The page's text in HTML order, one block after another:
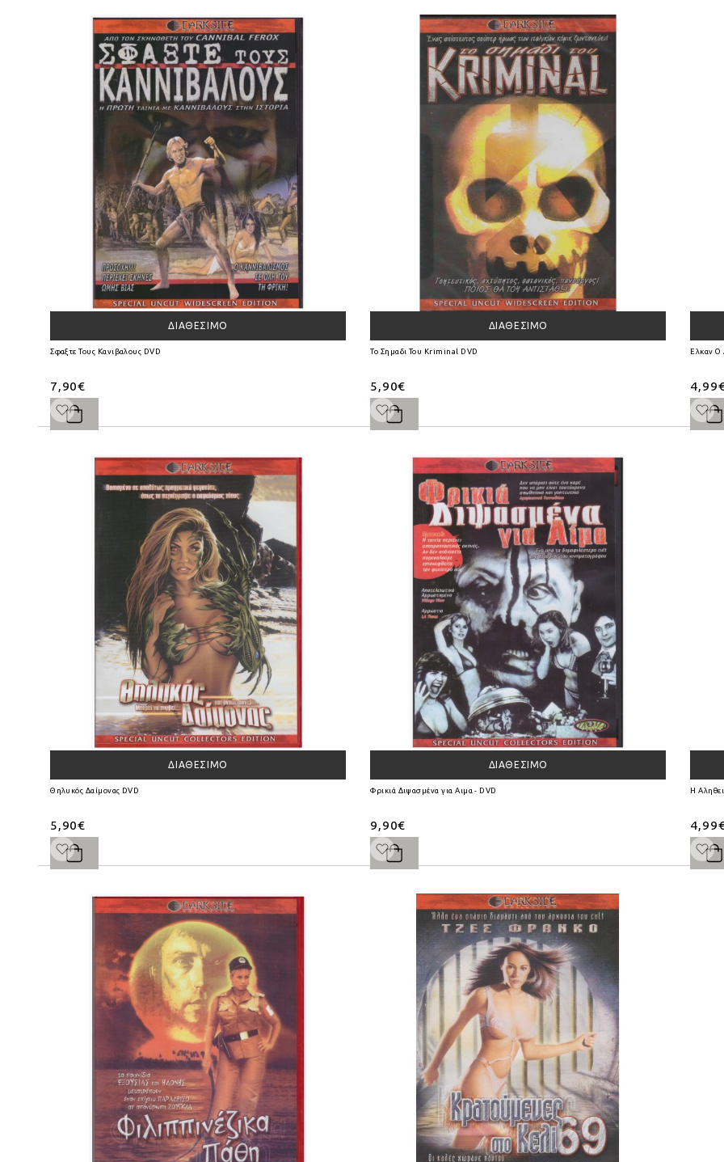
ΔΙΑΘΈΣΙΜΟ
Σφαξτε Τους Κανιβαλους DVD
7,90€
ΔΙΑΘΈΣΙΜΟ
Το Σημαδι Του Kriminal DVD
5,90€
Ελκαν Ο
ΔΙΑΘΈΣΙΜΟ
Θηλυκός Δαίμονας DVD
5,90€
ΔΙΑΘΈΣΙΜΟ
Φρικιά Διψασμένα για Αιμα - DVD
9,90€
Η